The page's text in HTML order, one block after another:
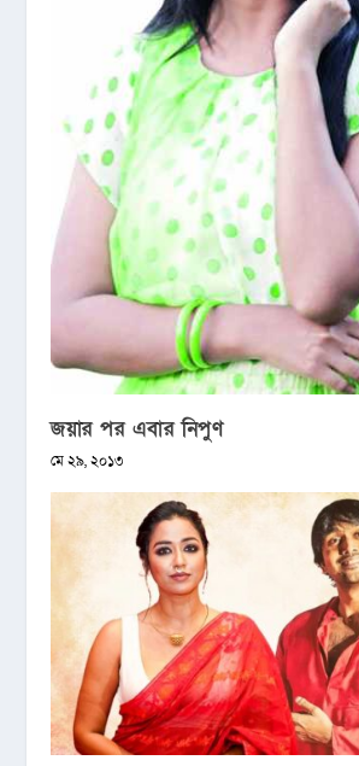
জয়ার পর এবার নিপুণ
মে ২৯, ২০১৩